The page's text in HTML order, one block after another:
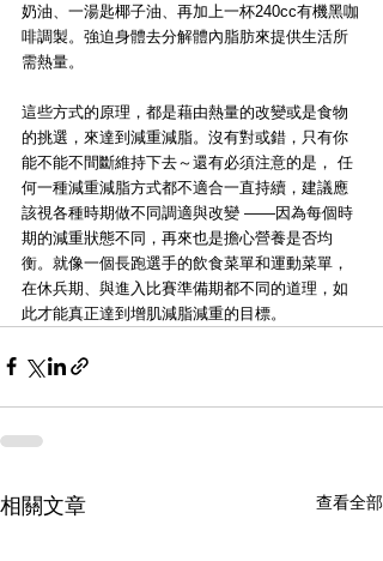
奶油、一湯匙椰子油、再加上一杯240cc有機黑咖
啡調製。強迫身體去分解體內脂肪來提供生活所
需熱量。
這些方式的原理，都是藉由熱量的改變或是食物
的挑選 ，來達到減重減脂。沒有對或錯，只有你
能不能不間斷維持下去～還有必須注意的是， 任
何一種減重減脂方式都不適合一直持續，建議應
該視各種時期做不同調適與改變 ——因為每個時
期的減重狀態不同，再來也是擔心營養是否均
衡。就像一個長跑選手的飲食菜單和運動菜單，
在休兵期、與進入比賽準備期都不同的道理，如
此才能真正達到增肌減脂減重的目標。
相關文章 查看全部